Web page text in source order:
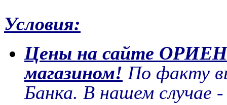
Условия:
Цены на сайте
магазином! По факту
Банка. В нашем случае